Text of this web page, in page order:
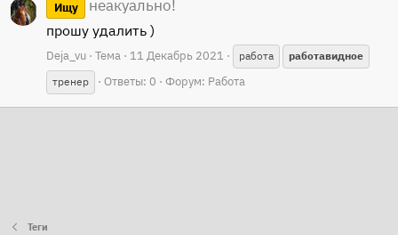
Ищу неакуально!
прошу удалить )
Deja_vu Тема 11 Декабрь 2021 работа
работавидное
тренер
Ответы: 0 Форум: Работа
Теги